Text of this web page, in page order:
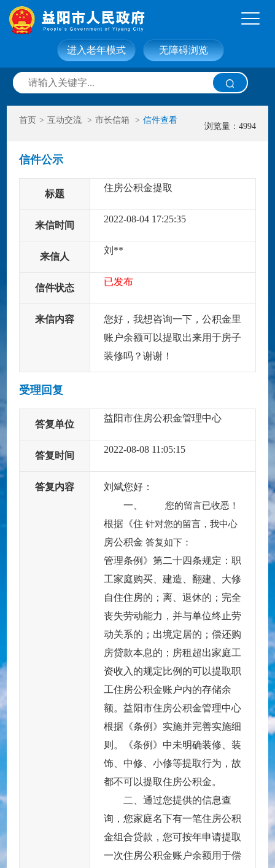
网站首页 走进益阳
信息公开 政务服务
无障碍浏览
进入老年模式
首页 > 互动交流 > 市长信箱 > 信件查看
浏览量：4994
信件公示
标题
住房公积金提取
来信时间
2022-08-04 17:25:35
来信人
刘**
信件状态
已发布
来信内容
您好，我想咨询一下，公积金里
账户余额可以提取出来用于房子
装修吗？谢谢！
受理回复
答复单位
益阳市住房公积金管理中心
答复时间
2022-08-08 11:05:15
答复内容 刘斌您好：
您的留言已收悉！
针对您的留言，我中心
答复如下：
一、
根据《住
房公积金
管理条例》第二十四条规定：职
工家庭购买、建造、翻建、大修
自住住房的；离、退休的；完全
丧失劳动能力，并与单位终止劳
动关系的；出境定居的；偿还购
房贷款本息的；房租超出家庭工
资收入的规定比例的可以提取职
工住房公积金账户内的存储余
额。益阳市住房公积金管理中心
根据《条例》实施并完善实施细
则。《条例》中未明确装修、装
饰、中修、小修等提取行为，故
都不可以提取住房公积金。
二、通过您提供的信息查
询，您家庭名下有一笔住房公积
金组合贷款，您可按年申请提取
一次住房公积金账户余额用于偿